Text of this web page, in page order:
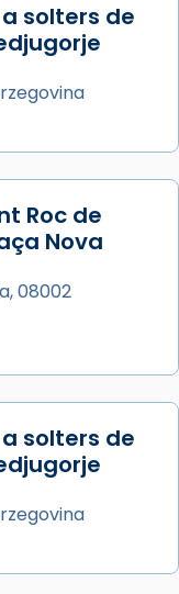
Cugat, a
la tradició
a Júlia”) i
=
1667, el
en una obra
Iluro.
solters de
Roc de
Nova
08002
solters de